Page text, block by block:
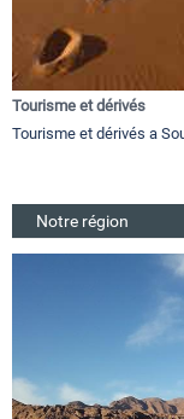
Tourisme et dérivés
Tourisme et dérivés a
Notre région